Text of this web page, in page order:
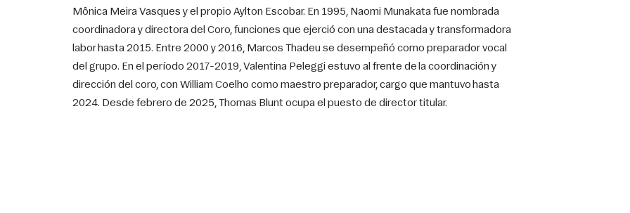
Mônica Meira Vasques y el propio Aylton Escobar. En 1995, Naomi Munakata fue nombrada
coordinadora y directora del Coro, funciones que ejerció con una destacada y transformadora
labor hasta 2015. Entre 2000 y 2016, Marcos Thadeu se desempeñó como preparador vocal
del grupo. En el período 2017-2019, Valentina Peleggi estuvo al frente de la coordinación y
dirección del coro, con William Coelho como maestro preparador, cargo que mantuvo hasta
2024. Desde febrero de 2025, Thomas Blunt ocupa el puesto de director titular.